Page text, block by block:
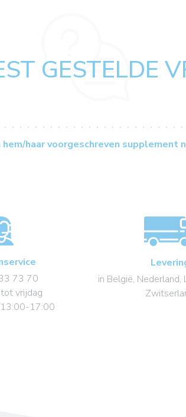
GESTELDE
haar voorgeschreven supplement
73 70
vrijdag
17:00
in België, Nederland,